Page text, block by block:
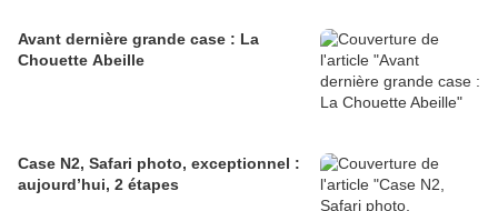
Avant dernière grande case : La
Chouette Abeille
Case N2, Safari photo, exceptionnel :
aujourd’hui, 2 étapes